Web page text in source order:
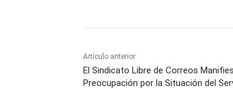
Artículo anterior
El Sindicato Libre de Correos
Preocupación por la Situación del